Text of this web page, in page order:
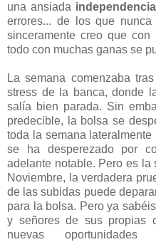
una ansiada
errores... de los que
sinceramente creo que
todo con muchas ganas se
La semana comenzaba
stress de la banca, donde
salía bien parada. Sin
predecible, la bolsa se
toda la semana
se ha desperezado por
adelante notable. Pero es la
Noviembre, la verdadera
de las subidas puede
para la bolsa. Pero ya
y señores de sus propias
nuevas